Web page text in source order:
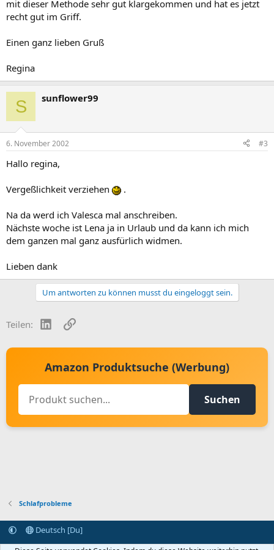
mit dieser Methode sehr gut klargekommen und hat es jetzt
recht gut im Griff.
Einen ganz lieben Gruß
Regina
S sunflower99
6. November 2002 #3
Hallo regina,
Vergeßlichkeit verziehen .
Na da werd ich Valesca mal anschreiben.
Nächste woche ist Lena ja in Urlaub und da kann ich mich
dem ganzen mal ganz ausfürlich widmen.
Lieben dank
Um antworten zu können musst du eingeloggt sein.
Teilen: LinkedInLink
Amazon Produktsuche (Werbung)
Suchen
Schlafprobleme
Deutsch [Du]
Kontakt aufnehmen
Bedingungen und Regeln Datenschutz